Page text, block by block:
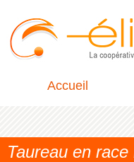
Accueil
Taureau en